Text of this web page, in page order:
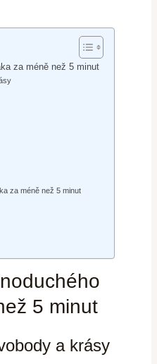
za méně než 5 minut
za méně než 5 minut
5 minut
a krásy